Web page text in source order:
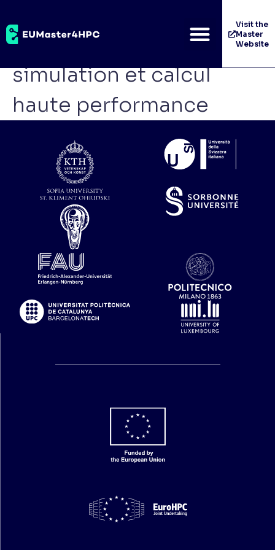
Visit the
Master
Website
compétence en
simulation et calcul
haute performance